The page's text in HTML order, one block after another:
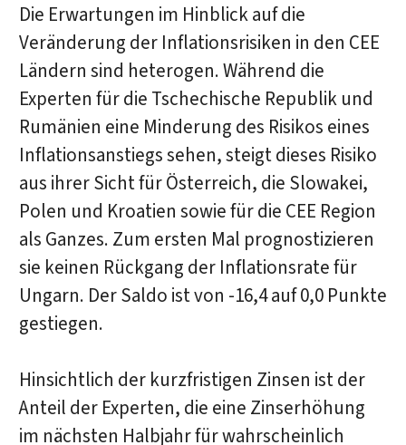
Die Erwartungen im Hinblick auf die
Veränderung der Inflationsrisiken in den CEE
Ländern sind heterogen. Während die
Experten für die Tschechische Republik und
Rumänien eine Minderung des Risikos eines
Inflationsanstiegs sehen, steigt dieses Risiko
aus ihrer Sicht für Österreich, die Slowakei,
Polen und Kroatien sowie für die CEE Region
als Ganzes. Zum ersten Mal prognostizieren
sie keinen Rückgang der Inflationsrate für
Ungarn. Der Saldo ist von -16,4 auf 0,0 Punkte
gestiegen.
Hinsichtlich der kurzfristigen Zinsen ist der
Anteil der Experten, die eine Zinserhöhung
im nächsten Halbjahr für wahrscheinlich